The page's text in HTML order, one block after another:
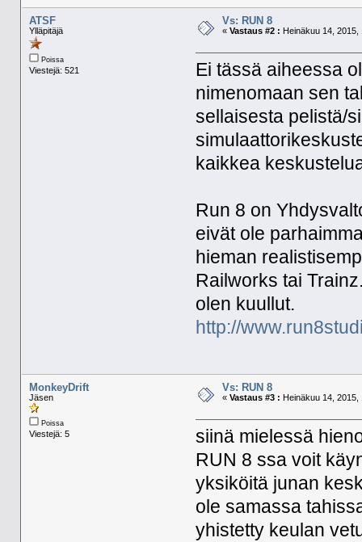
ATSF
Ylläpitäjä
Poissa
Viestejä: 521
Vs: RUN 8
« Vastaus #2 : Heinäkuu 14, 2015,
Ei tässä aiheessa
nimenomaan sen
sellaisesta pelistä/
kaikkea
Run 8 on
eivät ole
hieman
Railworks tai
olen kuullut.
http://
MonkeyDrift
Jäsen
Poissa
Viestejä: 5
Vs: RUN 8
« Vastaus #3 : Heinäkuu 14, 2015,
siinä mielessä
RUN 8 ssa voit
yksiköitä junan
ole samassa
yhistetty keulan